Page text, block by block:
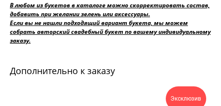
В любом из букетов в каталоге можно скорректировать состав,
добавить при желании зелень или аксессуары.
Если вы не нашли подходящий вариант букета, мы можем
собрать авторский свадебный букет по вашему индивидуальному
заказу.
Дополнительно к заказу
Эксклюзив